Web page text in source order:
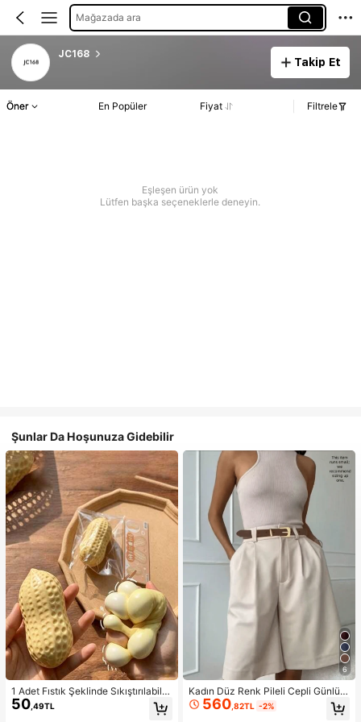
Mağazada ara
JC168
Takip Et
Öner En Popüler Fiyat Filtrele
Eşleşen ürün yok
Lütfen başka seçeneklerle deneyin.
Şunlar Da Hoşunuza Gidebilir
1 Adet Fıstık Şeklinde Sıkıştırılabilir
Stres Oyuncağı, Ofis Rahatlaması v
e Parti Etkileşimi İçin Uygun, Doğu
50 ,49TL
6
Kadın Düz Renk Pileli Cepli Günlük
Çok Yönlü Yazlık Şort, Zahmetsiz S
560,82TL -2%